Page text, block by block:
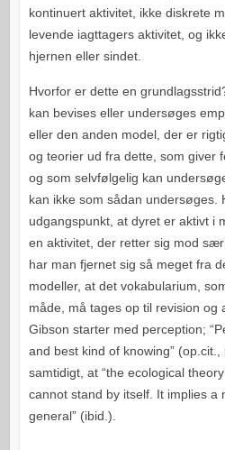
kontinuert aktivitet, ikke diskrete
levende iagttagers aktivitet, og
hjernen eller sindet.
Hvorfor er dette en
kan bevises eller undersøges
eller den anden model, der er
og teorier ud fra dette, som giver
og som selvfølgelig kan
kan ikke som sådan undersøges.
udgangspunkt, at dyret er aktivt i
en aktivitet, der retter sig mod
har man fjernet sig så meget fra
modeller, at det vokabularium,
måde, må tages op til revision og
Gibson starter med perception;
and best kind of knowing”
samtidigt, at “the ecological
cannot stand by itself. It implies a
general” (ibid.).